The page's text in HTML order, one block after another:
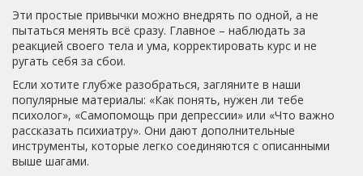
Эти простые привычки можно внедрять по одной, а не
пытаться менять всё сразу. Главное – наблюдать за
реакцией своего тела и ума, корректировать курс и не
ругать себя за сбои.
Если хотите глубже разобраться, загляните в наши
популярные материалы: «Как понять, нужен ли тебе
психолог», «Самопомощь при депрессии» или «Что важно
рассказать психиатру». Они дают дополнительные
инструменты, которые легко соединяются с описанными
выше шагами.